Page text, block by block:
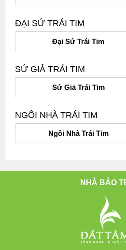
ĐẠI SỨ TRÁI TIM
Đại Sứ Trái Tim
SỨ GIẢ TRÁI TIM
Sứ Giả Trái Tim
NGÔI NHÀ TRÁI TIM
Ngôi Nhà Trái Tim
NHÀ BẢO